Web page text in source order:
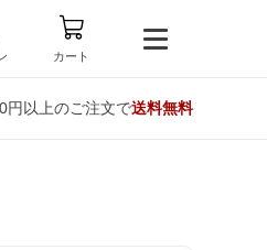
カート
以上のご注文で送料無料